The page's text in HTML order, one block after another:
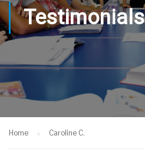
Testimonials
Home Caroline C.